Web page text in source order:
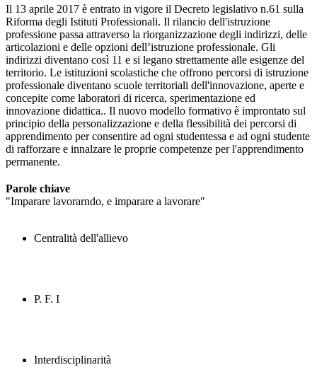
Il 13 aprile 2017 è entrato in vigore il Decreto legislativo n.61 sulla
Riforma degli Istituti Professionali. Il rilancio dell'istruzione
professione passa attraverso la riorganizzazione degli indirizzi, delle
articolazioni e delle opzioni dell’istruzione professionale. Gli
indirizzi diventano così 11 e si legano strettamente alle esigenze del
territorio. Le istituzioni scolastiche che offrono percorsi di istruzione
professionale diventano scuole territoriali dell'innovazione, aperte e
concepite come laboratori di ricerca, sperimentazione ed
innovazione didattica.. Il nuovo modello formativo è improntato sul
principio della personalizzazione e della flessibilità dei percorsi di
apprendimento per consentire ad ogni studentessa e ad ogni studente
di rafforzare e innalzare le proprie competenze per l'apprendimento
permanente.
Parole chiave
"Imparare lavorarndo, e imparare a lavorare"
Centralità dell'allievo
P. F. I
Interdisciplinarità